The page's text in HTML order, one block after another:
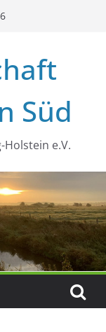
Süd
Holstein e.V.